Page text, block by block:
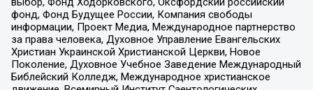
фонд, Фонд Будущее России, Компания свободы
информации, Проект Медиа, Международное партнерство
за права человека, Духовное Управление Евангельских
Христиан Украинской Христианской Церкви, Новое
Поколение, Духовное Учебное Заведение Международный
Библейский Колледж, Международное христианское